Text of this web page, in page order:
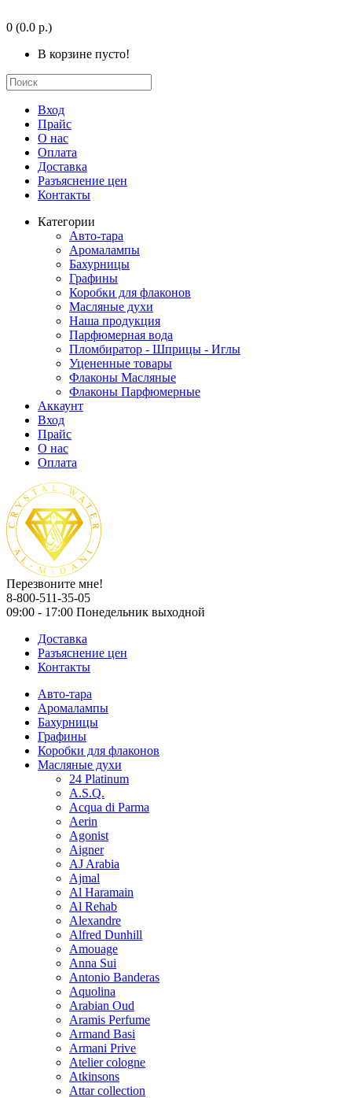
0 (0.0 р.)
В корзине пусто!
Вход
Прайс
О нас
Оплата
Доставка
Разъяснение цен
Контакты
Категории
Авто-тара
Аромалампы
Бахурницы
Графины
Коробки для флаконов
Масляные духи
Наша продукция
Парфюмерная вода
Пломбиратор - Шприцы - Иглы
Уцененные товары
Флаконы Масляные
Флаконы Парфюмерные
Аккаунт
Вход
Прайс
О нас
Оплата
Перезвоните мне!
8-800-511-35-05
09:00 - 17:00 Понедельник выходной
Доставка
Разъяснение цен
Контакты
Авто-тара
Аромалампы
Бахурницы
Графины
Коробки для флаконов
Масляные духи
24 Platinum
A.S.Q.
Acqua di Parma
Aerin
Agonist
Aigner
AJ Arabia
Ajmal
Al Haramain
Al Rehab
Alexandre
Alfred Dunhill
Amouage
Anna Sui
Antonio Banderas
Aquolina
Arabian Oud
Aramis Perfume
Armand Basi
Armani Prive
Atelier cologne
Atkinsons
Attar collection